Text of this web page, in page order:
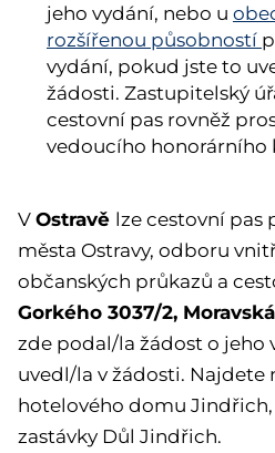
jeho vydání, nebo u
rozšířenou působností
vydání, pokud jste to
žádosti. Zastupitelský
cestovní pas rovněž
vedoucího honorárního
V Ostravě lze cestovní pas
města Ostravy, odboru
občanských průkazů a
Gorkého 3037/2,
zde podal/la žádost o jeho
uvedl/la v žádosti. Najdete
hotelového domu
zastávky Důl Jindřich.